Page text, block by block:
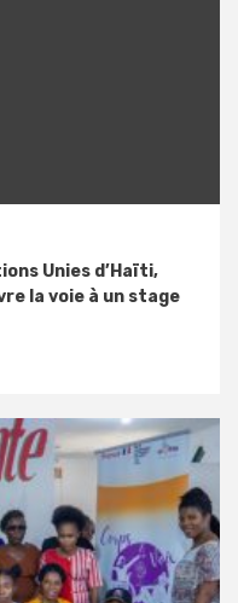
Unies d’Haïti,
la voie à un stage